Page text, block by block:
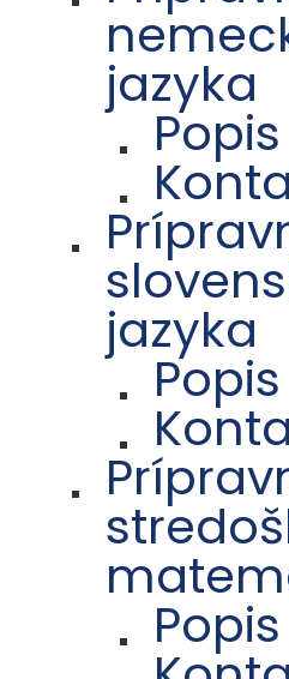
jazyka
Popis
jazyka
Popis
Popis